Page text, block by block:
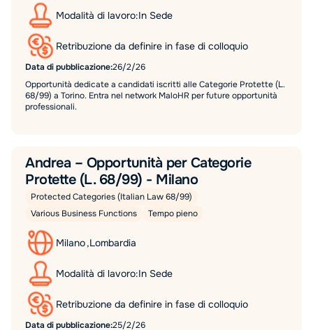
Modalità di lavoro:In Sede
Retribuzione da definire in fase di colloquio
Data di pubblicazione:26/2/26
Opportunità dedicate a candidati iscritti alle Categorie Protette (L.
68/99) a Torino. Entra nel network MaloHR per future opportunità
professionali.
Andrea – Opportunità per Categorie
Protette (L. 68/99) - Milano
Protected Categories (Italian Law 68/99)
Various Business Functions
Tempo pieno
Milano,Lombardia
Modalità di lavoro:In Sede
Retribuzione da definire in fase di colloquio
Data di pubblicazione:25/2/26